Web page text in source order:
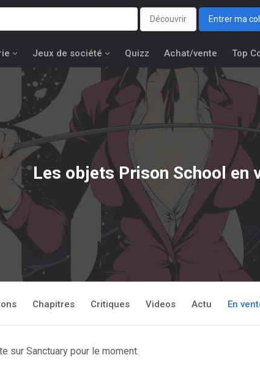
Découvrir Entrer ma
Jeux de société Quizz Achat/vente Top
Les objetsPrison Schoolen
Chapitres Critiques Videos Actu En
sur Sanctuary pour le moment.